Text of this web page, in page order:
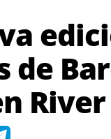
de
River